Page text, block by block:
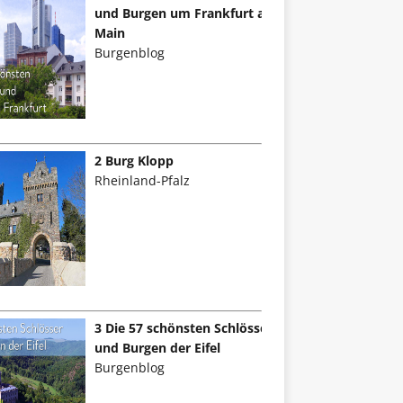
und Burgen um Frankfurt am
Main
Burgenblog
2 Burg Klopp
Rheinland-Pfalz
3 Die 57 schönsten Schlösser
und Burgen der Eifel
Burgenblog